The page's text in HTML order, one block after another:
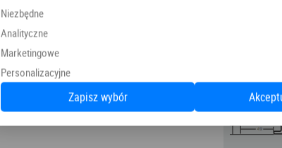
Niezbędne
Analityczne
Marketingowe
Personalizacyjne
Zapisz wybór